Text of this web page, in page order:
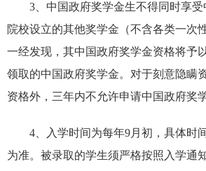
3、中国政府奖学金生不得同时享
院校设立的其他奖学金（不含各类一次
一经发现，其中国政府奖学金资格将予
领取的中国政府奖学金。对于刻意隐瞒
资格外，三年内不允许申请中国政府奖学
4、入学时间为每年9月初，具体时
为准。被录取的学生须严格按照入学通